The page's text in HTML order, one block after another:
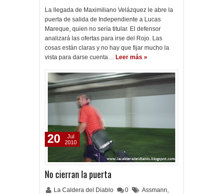
La llegada de Maximiliano Velázquez le abre la
puerta de salida de Independiente a Lucas
Mareque, quien no sería titular. El defensor
analizará las ofertas para irse del Rojo. Las
cosas están claras y no hay que fijar mucho la
vista para darse cuenta… Leer más »
No cierran la puerta
La Caldera del Diablo 0 Assmann,
20
Jul
2010